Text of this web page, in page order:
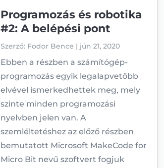
Programozás és robotika
#2: A belépési pont
Szerző: Fodor Bence | jún 21, 2020
Ebben a részben a számítógép-
programozás egyik legalapvetőbb
elvével ismerkedhettek meg, mely
szinte minden programozási
nyelvben jelen van. A
szemléltetéshez az előző részben
bemutatott Microsoft MakeCode for
Micro Bit nevű szoftvert fogjuk